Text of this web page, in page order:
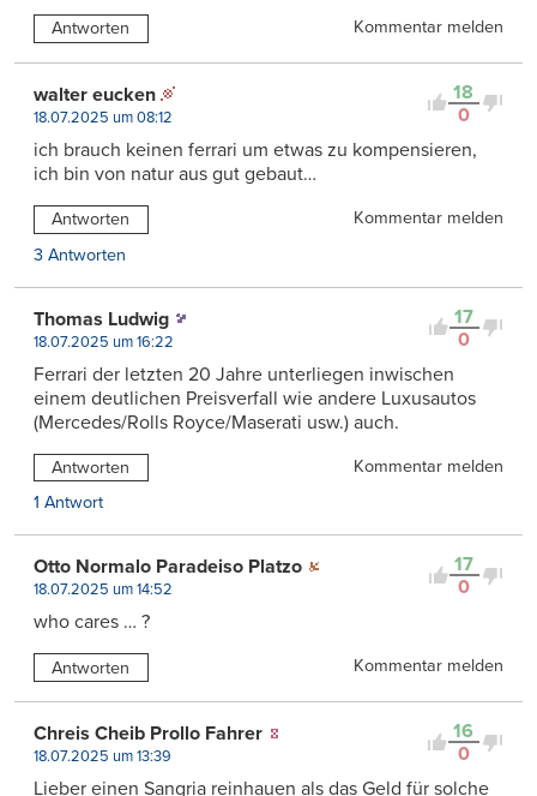
Antworten Kommentar melden
18
0
walter eucken
18.07.2025 um 08:12
ich brauch keinen ferrari um etwas zu kompensieren,
ich bin von natur aus gut gebaut…
Antworten
Kommentar melden
3 Antworten
17
0
Thomas Ludwig
18.07.2025 um 16:22
Ferrari der letzten 20 Jahre unterliegen inwischen
einem deutlichen Preisverfall wie andere Luxusautos
(Mercedes/Rolls Royce/Maserati usw.) auch.
Antworten
Kommentar melden
1 Antwort
17
0
Otto Normalo Paradeiso Platzo
18.07.2025 um 14:52
who cares … ?
Antworten Kommentar melden
16
0
Chreis Cheib Prollo Fahrer
18.07.2025 um 13:39
Lieber einen Sangria reinhauen als das Geld für solche